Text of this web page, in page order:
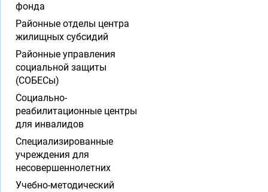
фонда
Районные отделы центра
жилищных субсидий
Районные управления
социальной защиты
(СОБЕСы)
Социально-
реабилитационные центры
для инвалидов
Специализированные
учреждения для
несовершеннолетних
Учебно-методический